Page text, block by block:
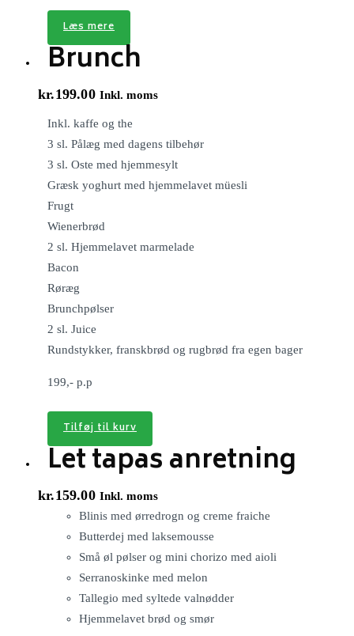
Læs mere
Brunch
kr.199.00 Inkl. moms
Inkl. kaffe og the
3 sl. Pålæg med dagens tilbehør
3 sl. Oste med hjemmesylt
Græsk yoghurt med hjemmelavet müesli
Frugt
Wienerbrød
2 sl. Hjemmelavet marmelade
Bacon
Røræg
Brunchpølser
2 sl. Juice
Rundstykker, franskbrød og rugbrød fra egen bager
199,- p.p
Tilføj til kurv
Let tapas anretning
kr.159.00 Inkl. moms
Blinis med ørredrogn og creme fraiche
Butterdej med laksemousse
Små øl pølser og mini chorizo med aioli
Serranoskinke med melon
Tallegio med syltede valnødder
Hjemmelavet brød og smør